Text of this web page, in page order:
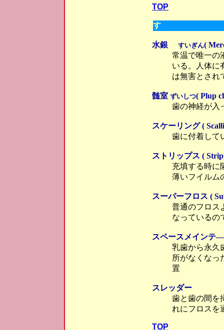
TOP
す
水銀 すいぎん(
常温で唯一の
いる。人体に
は無害とされ
髄室 ずいしつ( Plup
歯の神経が入
スケーリング (
歯に付着して
ストリップス (
充填する時に
薄いフイルム
スーパーフロス (
普通のフロス
なっているの
スペースメインテ
乳歯から永久
所がなくなっ
置
スレッダー
歯と歯の間を
れにフロスを
TOP